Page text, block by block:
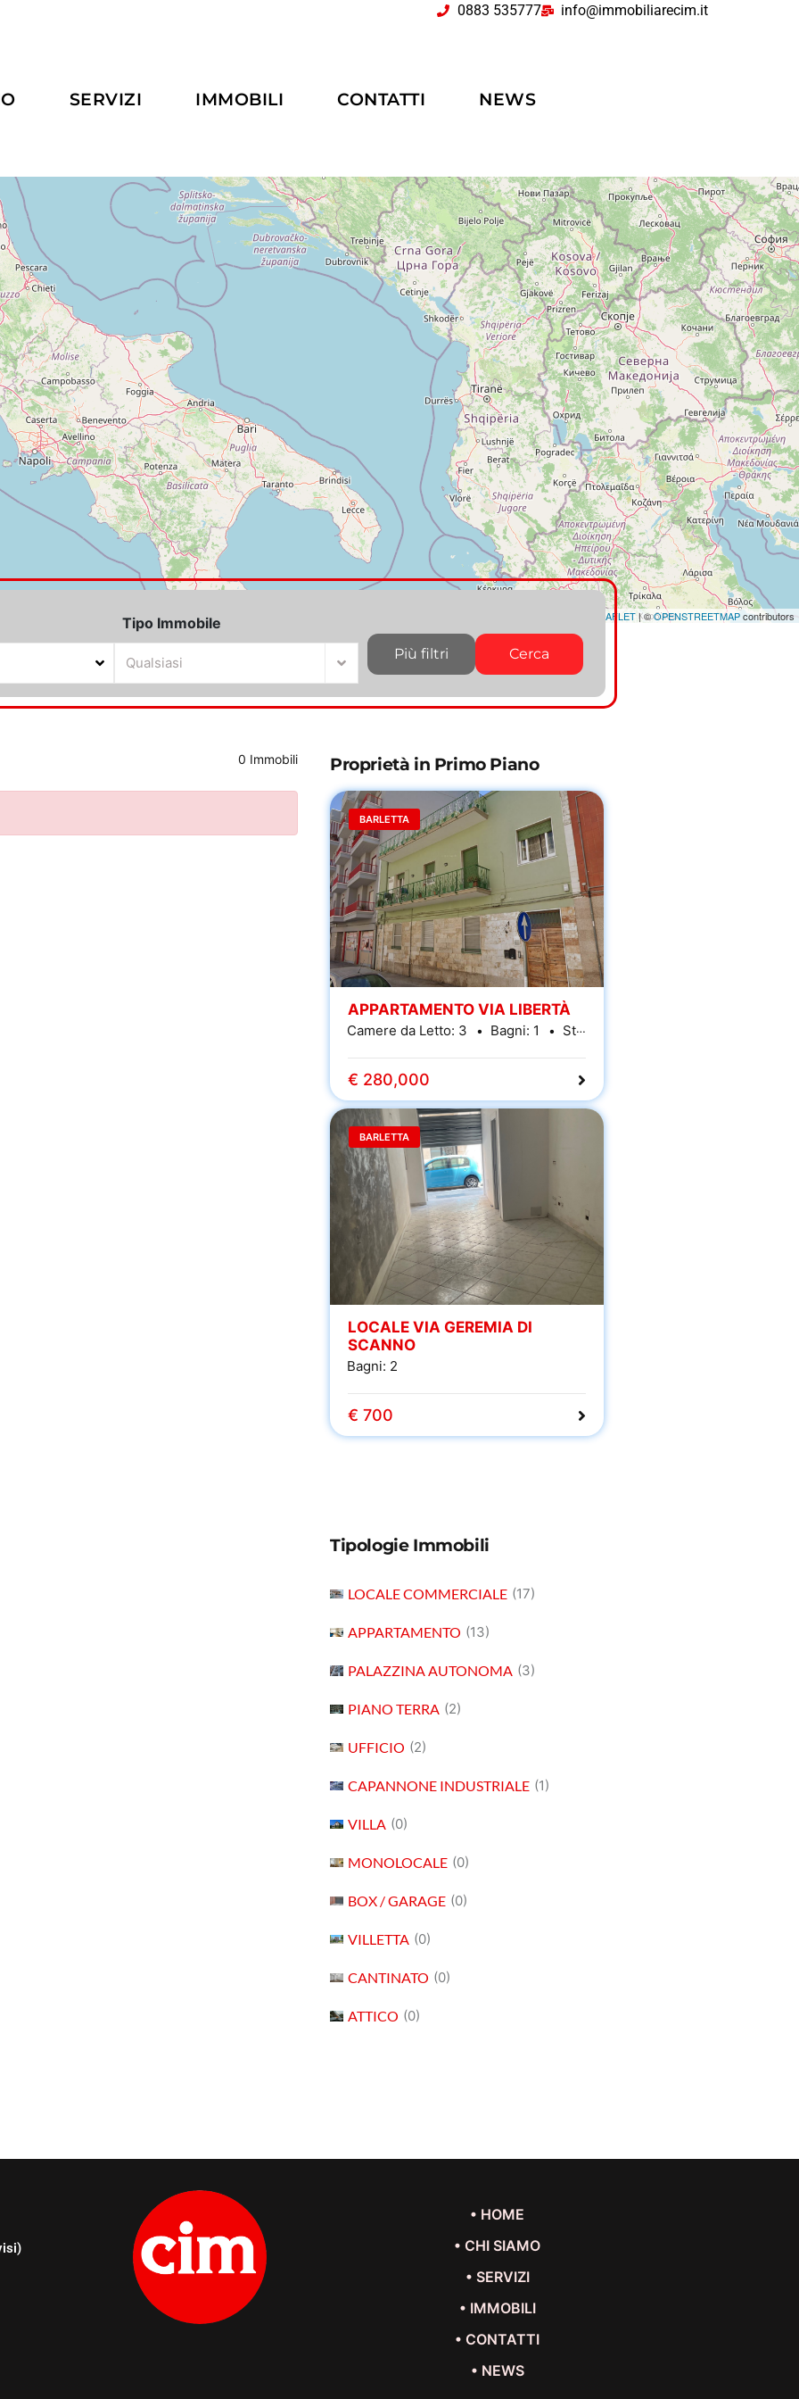
0883 535777 info@immobiliarecim.it
SERVIZI IMMOBILI CONTATTI NEWS
LEAFLET|©OPENSTREETMAPcontributors
Tipo Immobile
Qualsiasi
Più filtri Cerca
0 Immobili Proprietà in Primo Piano
BARLETTA
APPARTAMENTO VIA LIBERTÀ
Camere da Letto: 3 Bagni: 1 Stanze:
€ 280,000
BARLETTA
LOCALE VIA GEREMIA DI
SCANNO
Bagni: 2
€ 700
Tipologie Immobili
LOCALE COMMERCIALE (17)
APPARTAMENTO (13)
PALAZZINA AUTONOMA (3)
PIANO TERRA (2)
UFFICIO (2)
CAPANNONE INDUSTRIALE (1)
VILLA (0)
MONOLOCALE (0)
BOX / GARAGE (0)
VILLETTA (0)
CANTINATO (0)
ATTICO (0)
• HOME
• CHI SIAMO
• SERVIZI
• IMMOBILI
• CONTATTI
• NEWS